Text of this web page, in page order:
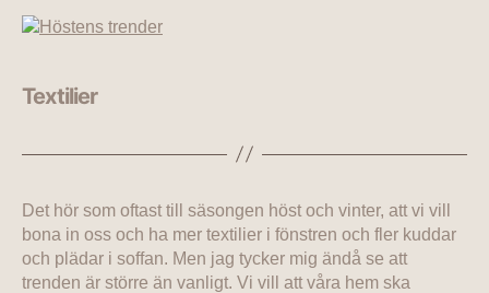
Textilier
Det hör som oftast till säsongen höst och vinter, att vi vill
bona in oss och ha mer textilier i fönstren och fler kuddar
och plädar i soffan. Men jag tycker mig ändå se att
trenden är större än vanligt. Vi vill att våra hem ska